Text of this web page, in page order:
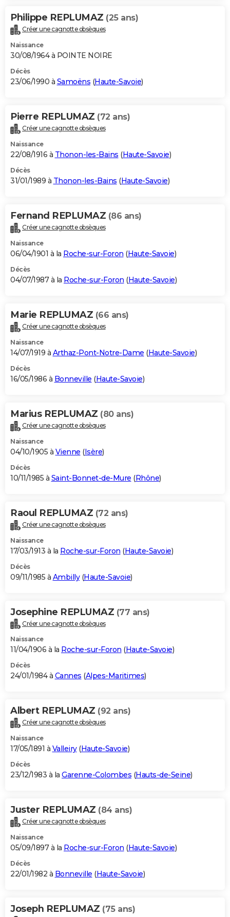
Philippe REPLUMAZ (25 ans)
Créer une cagnotte obsèques
Naissance
30/08/1964 à POINTE NOIRE
Décès
23/06/1990 à Samoëns (Haute-Savoie)
Pierre REPLUMAZ (72 ans)
Créer une cagnotte obsèques
Naissance
22/08/1916 à Thonon-les-Bains (Haute-Savoie)
Décès
31/01/1989 à Thonon-les-Bains (Haute-Savoie)
Fernand REPLUMAZ (86 ans)
Créer une cagnotte obsèques
Naissance
06/04/1901 à la Roche-sur-Foron (Haute-Savoie)
Décès
04/07/1987 à la Roche-sur-Foron (Haute-Savoie)
Marie REPLUMAZ (66 ans)
Créer une cagnotte obsèques
Naissance
14/07/1919 à Arthaz-Pont-Notre-Dame (Haute-Savoie)
Décès
16/05/1986 à Bonneville (Haute-Savoie)
Marius REPLUMAZ (80 ans)
Créer une cagnotte obsèques
Naissance
04/10/1905 à Vienne (Isère)
Décès
10/11/1985 à Saint-Bonnet-de-Mure (Rhône)
Raoul REPLUMAZ (72 ans)
Créer une cagnotte obsèques
Naissance
17/03/1913 à la Roche-sur-Foron (Haute-Savoie)
Décès
09/11/1985 à Ambilly(Haute-Savoie)
Josephine REPLUMAZ (77 ans)
Créer une cagnotte obsèques
Naissance
11/04/1906 à la Roche-sur-Foron (Haute-Savoie)
Décès
24/01/1984 à Cannes (Alpes-Maritimes)
Albert REPLUMAZ (92 ans)
Créer une cagnotte obsèques
Naissance
17/05/1891 à Valleiry(Haute-Savoie)
Décès
23/12/1983 à la Garenne-Colombes (Hauts-de-Seine)
Juster REPLUMAZ (84 ans)
Créer une cagnotte obsèques
Naissance
05/09/1897 à la Roche-sur-Foron (Haute-Savoie)
Décès
22/01/1982 à Bonneville (Haute-Savoie)
Joseph REPLUMAZ (75 ans)